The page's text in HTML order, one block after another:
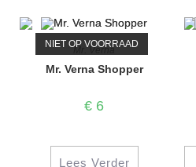
NIET OP VOORRAAD
Mr. Verna
Mr. Verna Shopper
€ 6
Lees Verder